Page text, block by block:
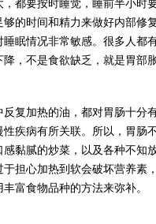
要按时睡觉，睡前半小时
够的时间和精力来做好内部修
眠情况非常敏感。很多人都
，不是食欲缺乏，就是胃部
加热的油，都对胃肠十分
性疾病有所关联。所以，胃肠
黏腻的炒菜，以及各种不知
于担心加热到软会破坏营养素
富食物品种的方法来弥补。